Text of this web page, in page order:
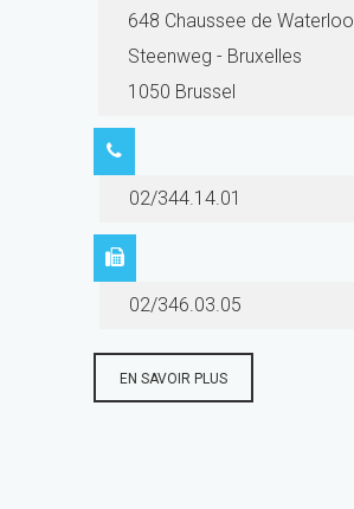
648 Chaussee de Waterloo
Steenweg - Bruxelles
1050 Brussel
02/344.14.01
02/346.03.05
EN SAVOIR PLUS